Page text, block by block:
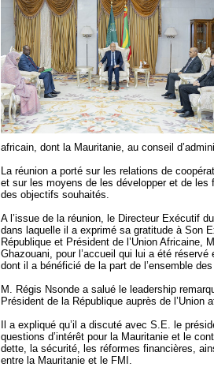
africain, dont la Mauritanie, au conseil
La réunion a porté sur les relations de
et sur les moyens de les développer et de les
des objectifs souhaités.
A l’issue de la réunion, le Directeur Exécutif
dans laquelle il a exprimé sa gratitude à Son
République et Président de l’Union Africaine,
Ghazouani, pour l’accueil qui lui a été réservé
dont il a bénéficié de la part de l’ensemble
M. Régis Nsonde a salué le leadership
Président de la République auprès de l’Union
Il a expliqué qu’il a discuté avec S.E. le
questions d’intérêt pour la Mauritanie et le
dette, la sécurité, les réformes financières,
entre la Mauritanie et le FMI.